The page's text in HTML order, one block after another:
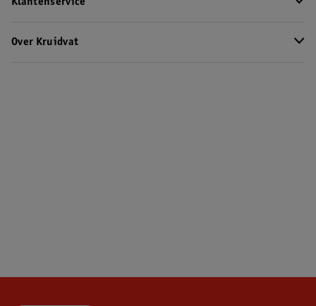
Over Kruidvat